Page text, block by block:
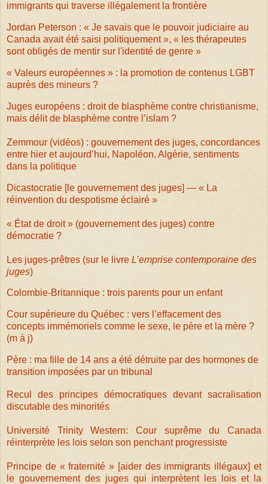
immigrants qui traverse illégalement la frontière
Jordan Peterson : « Je savais que le pouvoir judiciaire au
Canada avait été saisi politiquement », « les thérapeutes
sont obligés de mentir sur l'identité de genre »
« Valeurs européennes » : la promotion de contenus LGBT
auprès des mineurs ?
Juges européens : droit de blasphème contre christianisme,
mais délit de blasphème contre l’islam ?
Zemmour (vidéos) : gouvernement des juges, concordances
entre hier et aujourd’hui, Napoléon, Algérie, sentiments
dans la politique
Dicastocratie [le gouvernement des juges] — « La
réinvention du despotisme éclairé »
« État de droit » (gouvernement des juges) contre
démocratie ?
Les juges-prêtres (sur le livre L’emprise contemporaine des
juges)
Colombie-Britannique : trois parents pour un enfant
Cour supérieure du Québec : vers l’effacement des
concepts immémoriels comme le sexe, le père et la mère ?
(m à j)
Père : ma fille de 14 ans a été détruite par des hormones de
transition imposées par un tribunal
Recul des principes démocratiques devant sacralisation
discutable des minorités
Université Trinity Western: Cour suprême du Canada
réinterprète les lois selon son penchant progressiste
Principe de « fraternité » [aider des immigrants illégaux] et
le gouvernement des juges qui interprètent les lois et la